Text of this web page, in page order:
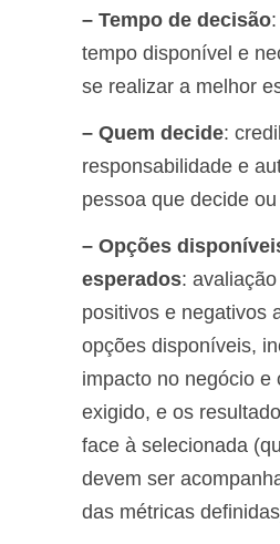
– Tempo de decisão
tempo disponível e
se realizar a melhor
– Quem decide:
responsabilidade e
pessoa que decide
– Opções
esperados:
positivos e negativos
opções disponíveis,
impacto no negócio e
exigido, e os
face à selecionada
devem ser
das métricas